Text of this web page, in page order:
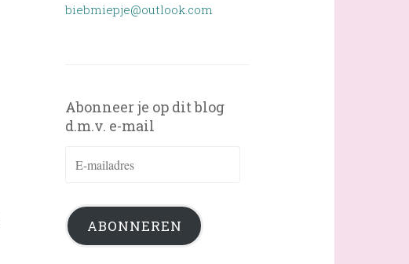
biebmiepje@outlook.com
Abonneer je op dit blog
d.m.v. e-mail
ABONNEREN